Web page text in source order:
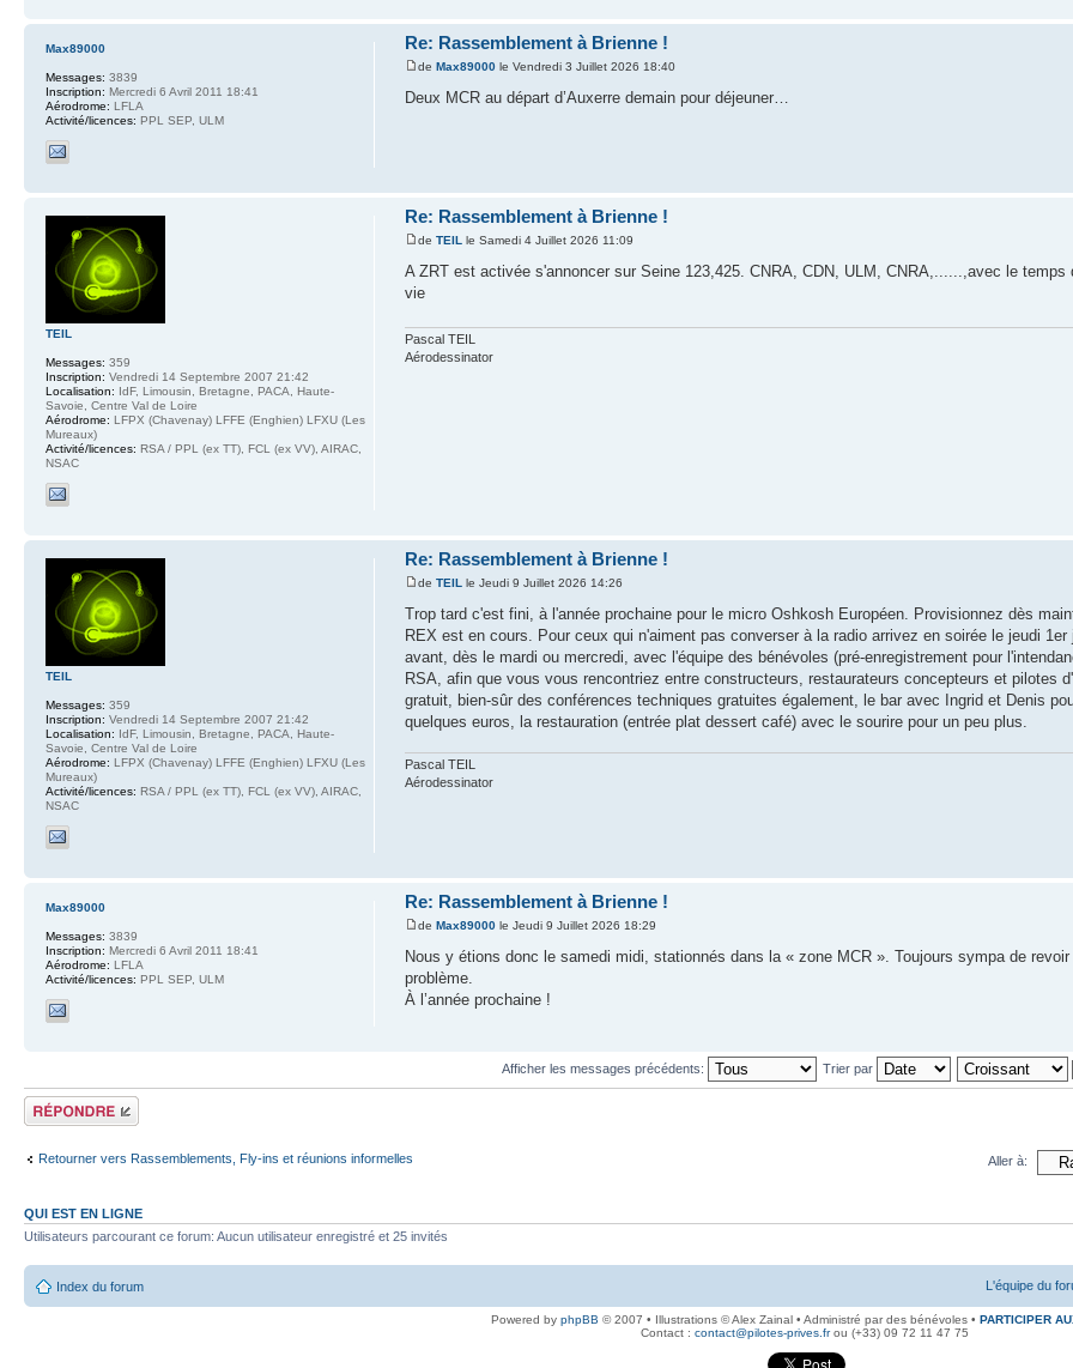
Re: Rassemblement à Brienne !
deMax89000 le Vendredi 3 Juillet 2026 18:40
Deux MCR au départ d’Auxerre demain pour déjeuner…
Max89000
Messages: 3839
Inscription: Mercredi 6 Avril 2011 18:41
Aérodrome: LFLA
Activité/licences: PPL SEP, ULM
Re: Rassemblement à Brienne !
deTEIL le Samedi 4 Juillet 2026 11:09
A ZRT est activée s'annoncer sur Seine 123,425. CNRA, CDN, ULM, CNRA,......,avec le
vie
Pascal TEIL
Aérodessinator
TEIL
Messages: 359
Inscription: Vendredi 14 Septembre 2007 21:42
Localisation: IdF, Limousin, Bretagne, PACA, Haute-
Savoie, Centre Val de Loire
Aérodrome: LFPX (Chavenay) LFFE (Enghien) LFXU (Les
Mureaux)
Activité/licences: RSA / PPL (ex TT), FCL (ex VV), AIRAC,
NSAC
Re: Rassemblement à Brienne !
deTEIL le Jeudi 9 Juillet 2026 14:26
Trop tard c'est fini, à l'année prochaine pour le micro Oshkosh Européen. Provisionnez dès
REX est en cours. Pour ceux qui n'aiment pas converser à la radio arrivez en soirée le jeudi
avant, dès le mardi ou mercredi, avec l'équipe des bénévoles (pré-enregistrement pour
RSA, afin que vous vous rencontriez entre constructeurs, restaurateurs concepteurs et pilotes
gratuit, bien-sûr des conférences techniques gratuites également, le bar avec Ingrid et Denis
quelques euros, la restauration (entrée plat dessert café) avec le sourire pour un peu plus.
Pascal TEIL
Aérodessinator
TEIL
Messages: 359
Inscription: Vendredi 14 Septembre 2007 21:42
Localisation: IdF, Limousin, Bretagne, PACA, Haute-
Savoie, Centre Val de Loire
Aérodrome: LFPX (Chavenay) LFFE (Enghien) LFXU (Les
Mureaux)
Activité/licences: RSA / PPL (ex TT), FCL (ex VV), AIRAC,
NSAC
Re: Rassemblement à Brienne !
deMax89000 le Jeudi 9 Juillet 2026 18:29
Nous y étions donc le samedi midi, stationnés dans la « zone MCR ». Toujours sympa de
problème.
À l’année prochaine !
Max89000
Messages: 3839
Inscription: Mercredi 6 Avril 2011 18:41
Aérodrome: LFLA
Activité/licences: PPL SEP, ULM
Afficher les messages précédents: Trier par
Répondre
Retourner vers Rassemblements, Fly-ins et réunions informelles Aller à:
QUI EST EN LIGNE
Utilisateurs parcourant ce forum: Aucun utilisateur enregistré et 25 invités
Index du forum L'équipe du
Powered by phpBB © 2007 • Illustrations © Alex Zainal • Administré par des bénévoles • PARTICIPER
Contact : contact@pilotes-prives.frou (+33) 09 72 11 47 75